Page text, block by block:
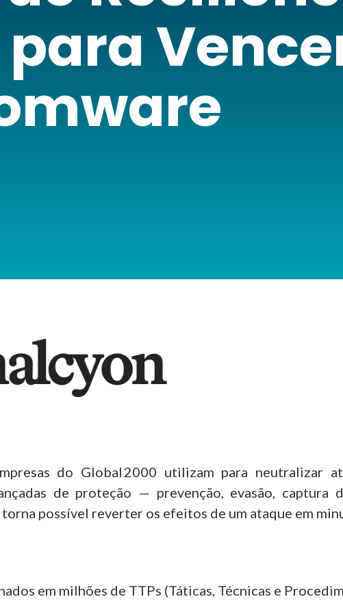
do Global 2000 utilizam para neutralizar
de proteção — prevenção, evasão, captura
possível reverter os efeitos de um ataque em
em milhões de TTPs (Táticas, Técnicas e